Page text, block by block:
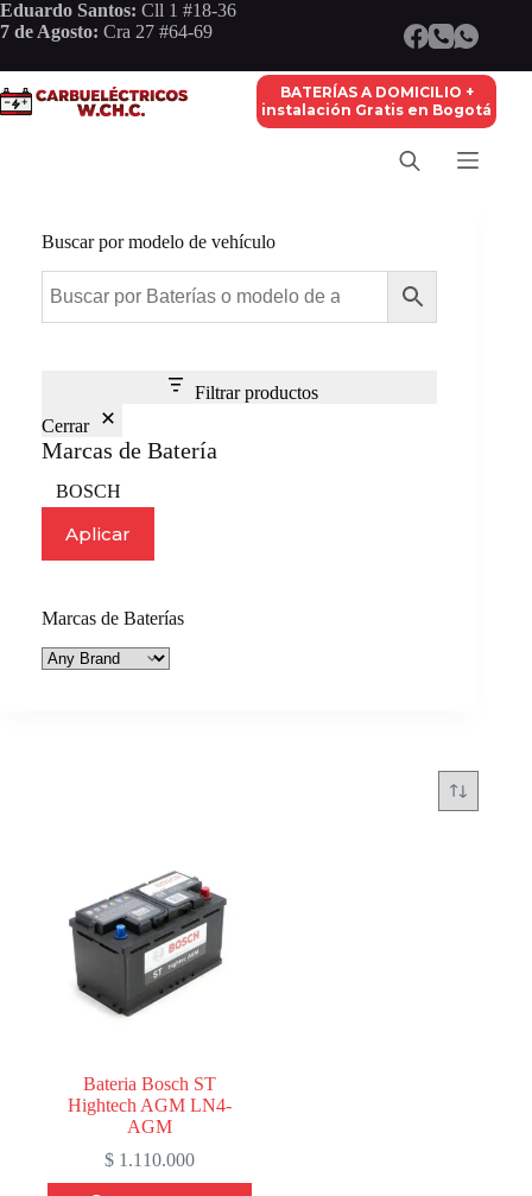
Saltar
al
Eduardo Santos: Cll 1 #18-36
7 de Agosto: Cra 27 #64-69
BATERÍAS A DOMICILIO +
instalación Gratis en Bogotá
Bateria Bosch ST
Hightech AGM LN4-
AGM
$1.110.000
Buscar por modelo de vehículo
Filtrar productos
Cerrar
Marcas de Batería
Marca
BOSCH
Aplicar
Marcas de Baterías